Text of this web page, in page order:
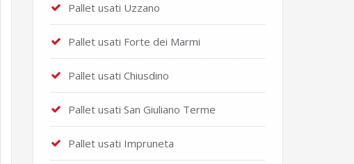
Pallet usati Uzzano
Pallet usati Forte dei Marmi
Pallet usati Chiusdino
Pallet usati San Giuliano Terme
Pallet usati Impruneta